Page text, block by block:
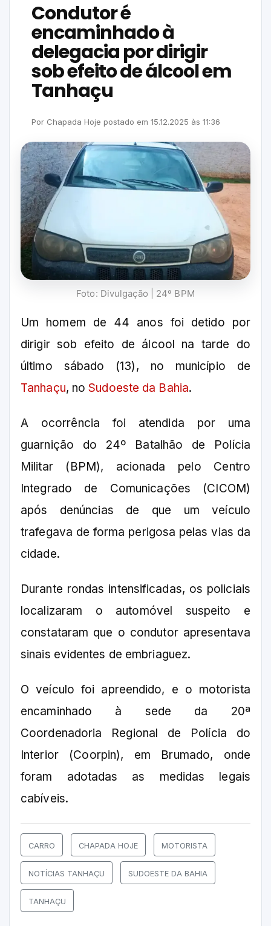
Condutor é
encaminhado à
delegacia por dirigir
sob efeito de álcool em
Tanhaçu
Por Chapada Hoje postado em 15.12.2025 às 11:36
Foto: Divulgação | 24º BPM
Um homem de 44 anos foi detido por
dirigir sob efeito de álcool na tarde do
último sábado (13), no município de
Tanhaçu, noSudoeste da Bahia.
A ocorrência foi atendida por uma
guarnição do 24º Batalhão de Polícia
Militar (BPM), acionada pelo Centro
Integrado de Comunicações (CICOM)
após denúncias de que um veículo
trafegava de forma perigosa pelas vias da
cidade.
Durante rondas intensificadas, os policiais
localizaram o automóvel suspeito e
constataram que o condutor apresentava
sinais evidentes de embriaguez.
O veículo foi apreendido, e o motorista
encaminhado à sede da 20ª
Coordenadoria Regional de Polícia do
Interior (Coorpin), em Brumado, onde
foram adotadas as medidas legais
cabíveis.
CARRO CHAPADA HOJE MOTORISTA
NOTÍCIAS TANHAÇU SUDOESTE DA BAHIA
TANHAÇU